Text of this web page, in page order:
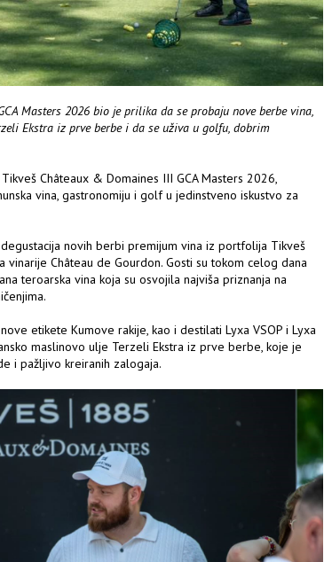
Masters 2026 bio je prilika da se probaju nove berbe vina,
Ekstra iz prve berbe i da se uživa u golfu, dobrim
Châteaux & Domaines III GCA Masters 2026,
vina, gastronomiju i golf u jedinstveno iskustvo za
novih berbi premijum vina iz portfolija Tikveš
vinarije Château de Gourdon. Gosti su tokom celog dana
teroarska vina koja su osvojila najviša priznanja na
etikete Kumove rakije, kao i destilati Lyxa VSOP i Lyxa
maslinovo ulje Terzeli Ekstra iz prve berbe, koje je
i pažljivo kreiranih zalogaja.